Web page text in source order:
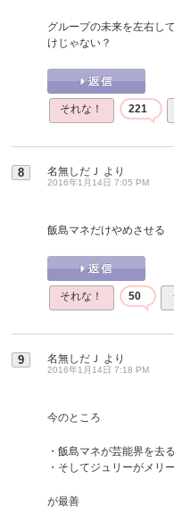
グループの未来を左右し
けじゃない？
それな！ 221
8 名無しだＪ より
2016年1月14日 7:05 PM
飯島マネだけやめさせる
それな！ 50
9 名無しだＪ より
2016年1月14日 7:18 PM
今のところ
・飯島マネが芸能界を去
・そしてジュリーがメリ
が最善